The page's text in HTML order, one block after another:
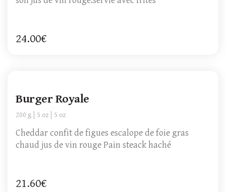
24.00€
Burger Royale
200 g 5 oz 5 oz
Cheddar confit de figues escalope de foie gras
chaud jus de vin rouge Pain steack haché
21.60€